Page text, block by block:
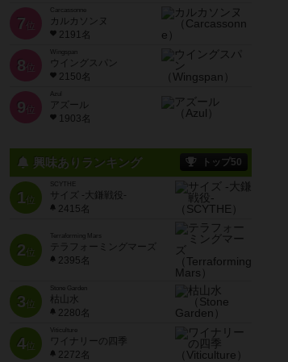
7 位
Carcassonne
カルカソンヌ
2191名
8 位
Wingspan
ウイングスパン
2150名
9 位
Azul
アズール
1903名
興味ありランキング トップ50
1位
SCYTHE
サイズ -大鎌戦役-
2415名
2位
Terraforming Mars
テラフォーミングマーズ
2395名
3位
Stone Garden
枯山水
2280名
4位
Viticulture
ワイナリーの四季
2272名